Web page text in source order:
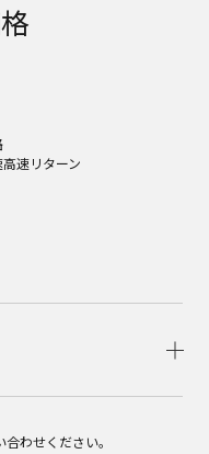
速リターン
わせください。